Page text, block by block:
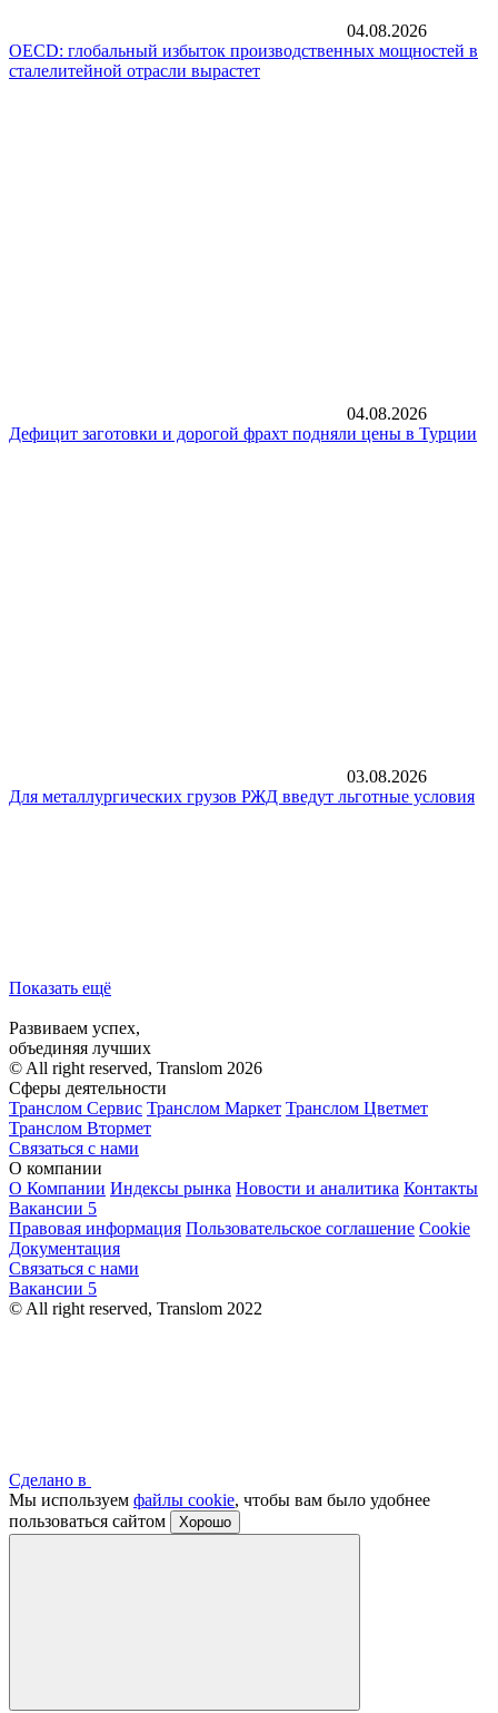
04.08.2026
OECD: глобальный избыток производственных мощностей в
сталелитейной отрасли вырастет
04.08.2026
Дефицит заготовки и дорогой фрахт подняли цены в Турции
03.08.2026
Для металлургических грузов РЖД введут льготные условия
Показать ещё
Развиваем успех,
объединяя лучших
© All right reserved, Translom 2026
Сферы деятельности
Транслом Сервис Транслом Маркет Транслом Цветмет
Транслом Втормет
Связаться с нами
О компании
О Компании Индексы рынка Новости и аналитика Контакты
Вакансии 5
Правовая информация Пользовательское соглашение Cookie
Документация
Связаться с нами
Вакансии 5
© All right reserved, Translom 2022
Сделано в
Мы используем файлы cookie, чтобы вам было удобнее
пользоваться сайтом
Хорошо